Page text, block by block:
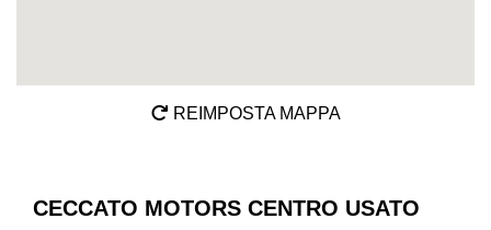
REIMPOSTA MAPPA
CECCATO MOTORS CENTRO USATO